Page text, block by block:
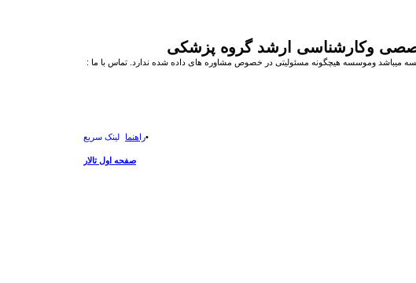
وکارشناسی ارشد گروه پزشکی
میباشد وموسسه هیچگونه مسئولیتی در خصوص مشاوره های داده شده ندارد. تماس با ما :
لینک سریع راهنما
صفحه اول تالار